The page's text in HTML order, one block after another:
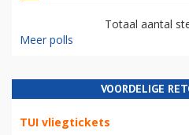
Totaal aantal
Meer polls
VOORDELIGE
TUI vliegtickets